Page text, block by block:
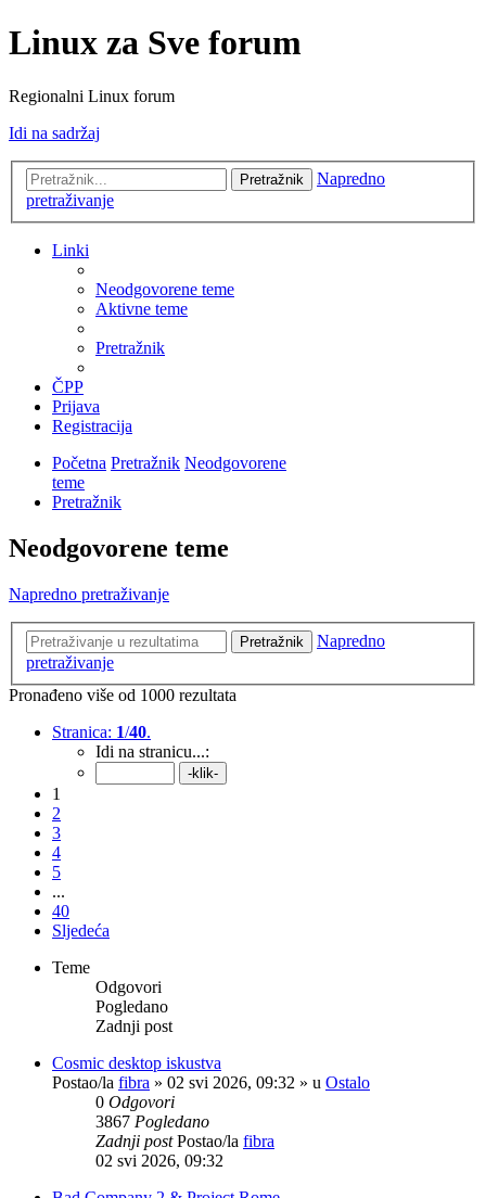
Linux za Sve forum
Regionalni Linux forum
Idi na sadržaj
Pretražnik
Napredno
pretraživanje
Linki
Neodgovorene teme
Aktivne teme
Pretražnik
ČPP
Prijava
Registracija
Početna Pretražnik Neodgovorene
teme
Pretražnik
Neodgovorene teme
Napredno pretraživanje
Pretražnik
Napredno
pretraživanje
Pronađeno više od 1000 rezultata
Stranica: 1/40.
Idi na stranicu...:
1
2
3
4
5
...
40
Sljedeća
Teme
Odgovori
Pogledano
Zadnji post
Cosmic desktop iskustva
Postao/la fibra » 02 svi 2026, 09:32 » u Ostalo
0 Odgovori
3867 Pogledano
Zadnji postPostao/la fibra
02 svi 2026, 09:32